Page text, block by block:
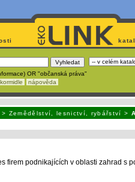
OR "občanská práva"
nápověda
> Zemědělství, lesnictví, rybářství >
firem podnikajících v oblasti zahrad s